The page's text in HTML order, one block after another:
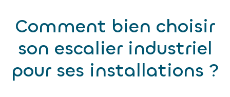
Comment bien choisir
son escalier industriel
pour ses installations ?